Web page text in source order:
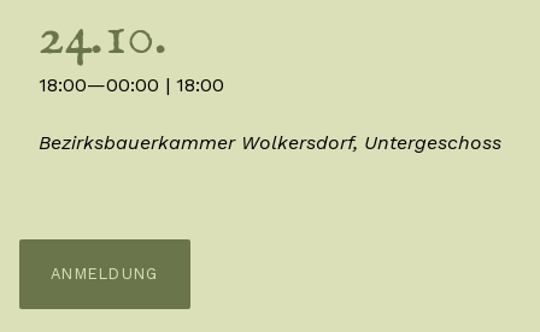
24.10.
18:00—00:00 | 18:00
Bezirksbauerkammer Wolkersdorf, Untergeschoss
ANMELDUNG